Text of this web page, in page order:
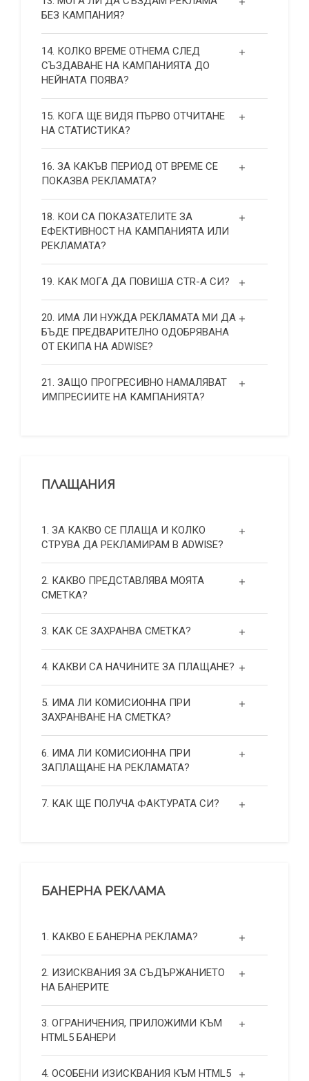
БЕЗ КАМПАНИЯ?
14. КОЛКО ВРЕМЕ ОТНЕМА СЛЕД
СЪЗДАВАНЕ НА КАМПАНИЯТА ДО
НЕЙНАТА ПОЯВА?
15. КОГА ЩЕ ВИДЯ ПЪРВО ОТЧИТАНЕ
НА СТАТИСТИКА?
16. ЗА КАКЪВ ПЕРИОД ОТ ВРЕМЕ СЕ
ПОКАЗВА РЕКЛАМАТА?
18. КОИ СА ПОКАЗАТЕЛИТЕ ЗА
ЕФЕКТИВНОСТ НА КАМПАНИЯТА ИЛИ
РЕКЛАМАТА?
19. КАК МОГА ДА ПОВИША СТR-А СИ?
20. ИМА ЛИ НУЖДА РЕКЛАМАТА МИ ДА
БЪДЕ ПРЕДВАРИТЕЛНО ОДОБРЯВАНА
ОТ ЕКИПА НА ADWISE?
21. ЗАЩО ПРОГРЕСИВНО НАМАЛЯВАТ
ИМПРЕСИИТЕ НА КАМПАНИЯТА?
ПЛАЩАНИЯ
1. ЗА КАКВО СЕ ПЛАЩА И КОЛКО
СТРУВА ДА РЕКЛАМИРАМ В ADWISE?
2. КАКВО ПРЕДСТАВЛЯВА МОЯТА
СМЕТКА?
3. КАК СЕ ЗАХРАНВА СМЕТКА?
4. КАКВИ СА НАЧИНИТЕ ЗА ПЛАЩАНЕ?
5. ИМА ЛИ КОМИСИОННА ПРИ
ЗАХРАНВАНЕ НА СМЕТКА?
6. ИМА ЛИ КОМИСИОННА ПРИ
ЗАПЛАЩАНЕ НА РЕКЛАМАТА?
7. КАК ЩЕ ПОЛУЧА ФАКТУРАТА СИ?
БАНЕРНА РЕКЛАМА
1. КАКВО Е БАНЕРНА РЕКЛАМА?
2. ИЗИСКВАНИЯ ЗА СЪДЪРЖАНИЕТО
НА БАНЕРИТЕ
3. ОГРАНИЧЕНИЯ, ПРИЛОЖИМИ КЪМ
HTML5 БАНЕРИ
4. ОСОБЕНИ ИЗИСКВАНИЯ КЪМ HTML5